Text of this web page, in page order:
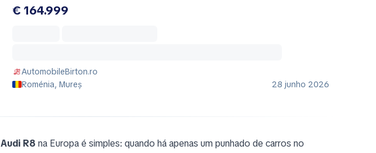
€ 164.999
AutomobileBirton.ro
Roménia, Mureș
28 junho 2026
Audi R8 na Europa é simples: quando há apenas um punhado de carros no